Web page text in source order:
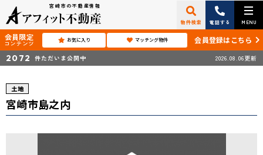
宮崎市の不動産情報
物件検索 電話する MENU
会員限定
コンテンツ お気に入り マッチング物件 会員登録はこちら
2072 件ただいま公開中 2026.08.06更新
土地
宮崎市島之内